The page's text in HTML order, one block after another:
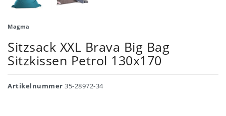
Magma
Sitzsack XXL Brava Big Bag
Sitzkissen Petrol 130x170
Artikelnummer 35-28972-34